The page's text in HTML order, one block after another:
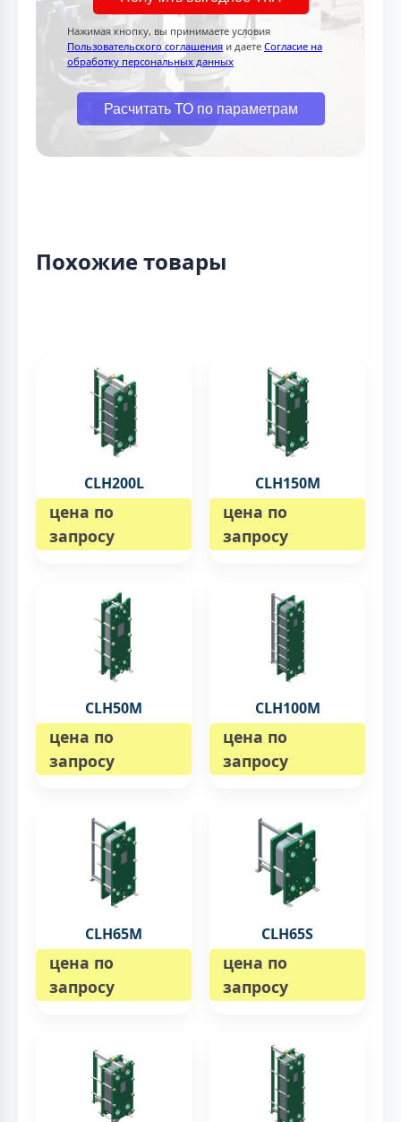
Нажимая кнопку, вы принимаете условия
Пользовательского соглашения и даете Согласие на
обработку персональных данных
Расчитать ТО по параметрам
Похожие товары
CLH200L
цена по
запросу
CLH150M
цена по
запросу
CLH50M
цена по
запросу
CLH100M
цена по
запросу
CLH65M
цена по
запросу
CLH65S
цена по
запросу